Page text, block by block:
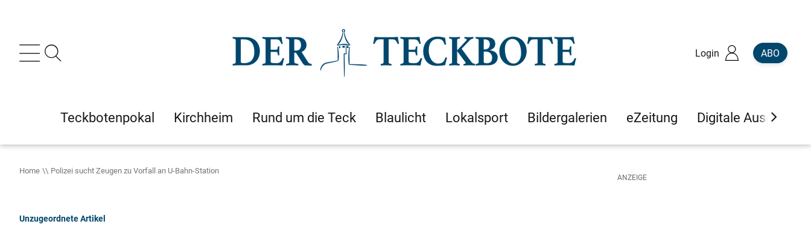
Login ABO
Teckbotenpokal Kirchheim Rund um die Teck Blaulicht Lokalsport Bildergalerien eZeitung Digitale Ausgaben
Home Polizei sucht Zeugen zu Vorfall an U-Bahn-Station
Unzugeordnete Artikel